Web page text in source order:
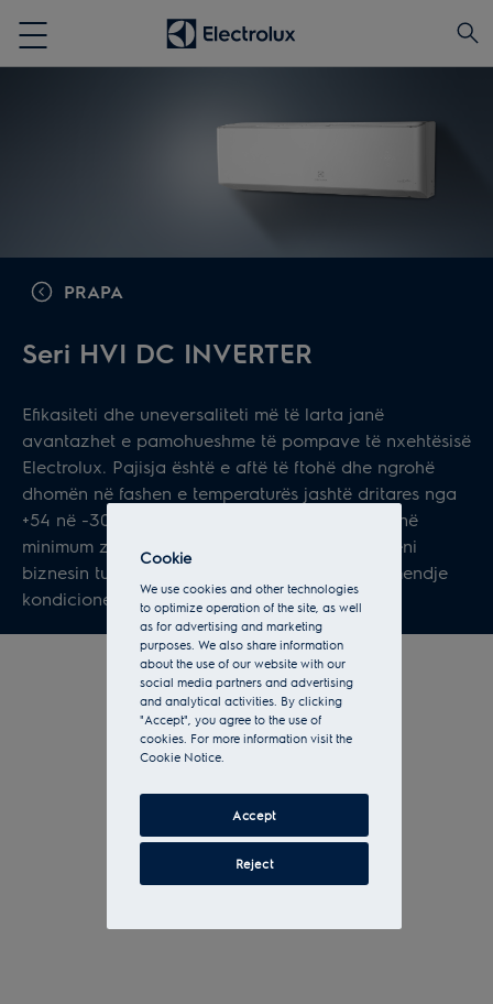
PRAPA
Seri HVI DC INVERTER
Efikasiteti dhe uneversaliteti më të larta janë
avantazhet e pamohueshme të pompave të nxehtësisë
Electrolux. Pajisja është e aftë të ftohë dhe ngrohë
dhomën në fashen e temperaturës jashtë dritares nga
+54 në -30˚С. HVI Super DC Inverters prodhojnë
minimum zhurme - vetëm 22 dB, ju mund të bëni
biznesin tuaj dhe të pushoni pa i kushtuar vëmendje
kondicionerit.
Cookie
We use cookies and other technologies
to optimize operation of the site, as well
as for advertising and marketing
purposes. We also share information
about the use of our website with our
social media partners and advertising
and analytical activities. By clicking
"Accept", you agree to the use of
cookies. For more information visit the
Cookie Notice.
Accept
Reject